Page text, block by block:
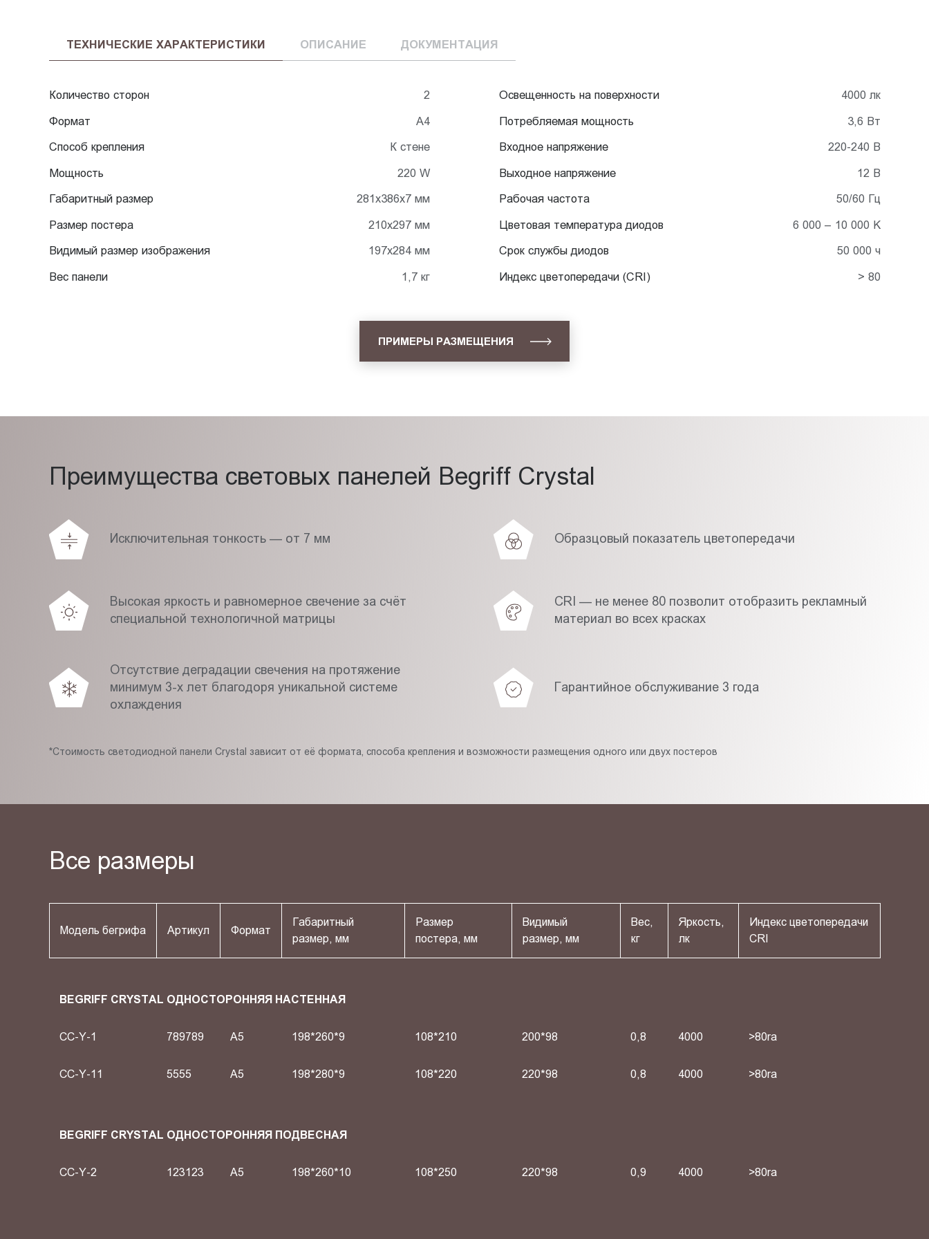
ТЕХНИЧЕСКИЕ ХАРАКТЕРИСТИКИ ОПИСАНИЕ ДОКУМЕНТАЦИЯ
Количество сторон 2
Формат А4
Способ крепления К стене
Мощность 220 W
Габаритный размер 281х386х7 мм
Размер постера 210х297 мм
Видимый размер изображения 197х284 мм
Вес панели 1,7 кг
Освещенность на поверхности 4000 лк
Потребляемая мощность 3,6 Вт
Входное напряжение 220-240 В
Выходное напряжение 12 В
Рабочая частота 50/60 Гц
Цветовая температура диодов 6 000 – 10 000 K
Срок службы диодов 50 000 ч
Индекс цветопередачи (CRI) > 80
ПРИМЕРЫ РАЗМЕЩЕНИЯ
Преимущества световых панелей Begriff Crystal
Исключительная тонкость — от 7 мм Образцовый показатель цветопередачи
Высокая яркость и равномерное свечение за счёт
специальной технологичной матрицы
CRI — не менее 80 позволит отобразить рекламный
материал во всех красках
Отсутствие деградации свечения на протяжение
минимум 3-х лет благодоря уникальной системе
охлаждения
Гарантийное обслуживание 3 года
*Стоимость светодиодной панели Crystal зависит от её формата, способа крепления и возможности размещения одного или двух постеров
Все размеры
Модель бегрифа Артикул Формат
Габаритный
размер, мм
Размер
постера, мм
Видимый
размер, мм
Вес,
кг
Яркость,
лк
Индекс цветопередачи
СRI
BEGRIFF CRYSTAL ОДНОСТОРОННЯЯ НАСТЕННАЯ
CC-Y-1 789789 A5 198*260*9 108*210 200*98 0,8 4000 >80ra
CC-Y-11 5555 A5 198*280*9 108*220 220*98 0,8 4000 >80ra
BEGRIFF CRYSTAL ОДНОСТОРОННЯЯ ПОДВЕСНАЯ
CC-Y-2 123123 A5 198*260*10 108*250 220*98 0,9 4000 >80ra